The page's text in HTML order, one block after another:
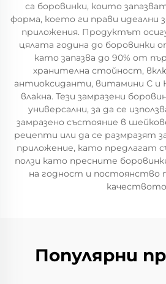
са боровинки, които
форма, което ги прави идеални
приложения. Продуктът
цялата година до боровинки
като запазва до 90% от
хранителна стойност,
антиоксиданти, витамини С и
влакна. Тези замразени
универсални, за да се
замразено състояние в
рецепти или да се размразят
приложение, като предлагат
ползи като пресните
на годност и постоянство
Популярни